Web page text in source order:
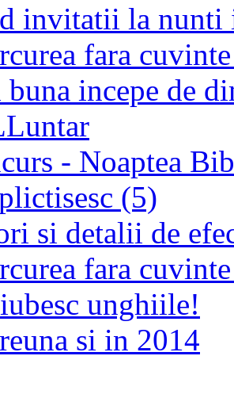
invitatii la nunti
fara
incepe de
- Noaptea
(5)
si detalii de
fara
unghiile!
si in 2014